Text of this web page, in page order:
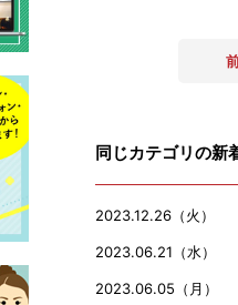
同じカテゴリの新
2023.12.26（火）
2023.06.21（水）
2023.06.05（月）